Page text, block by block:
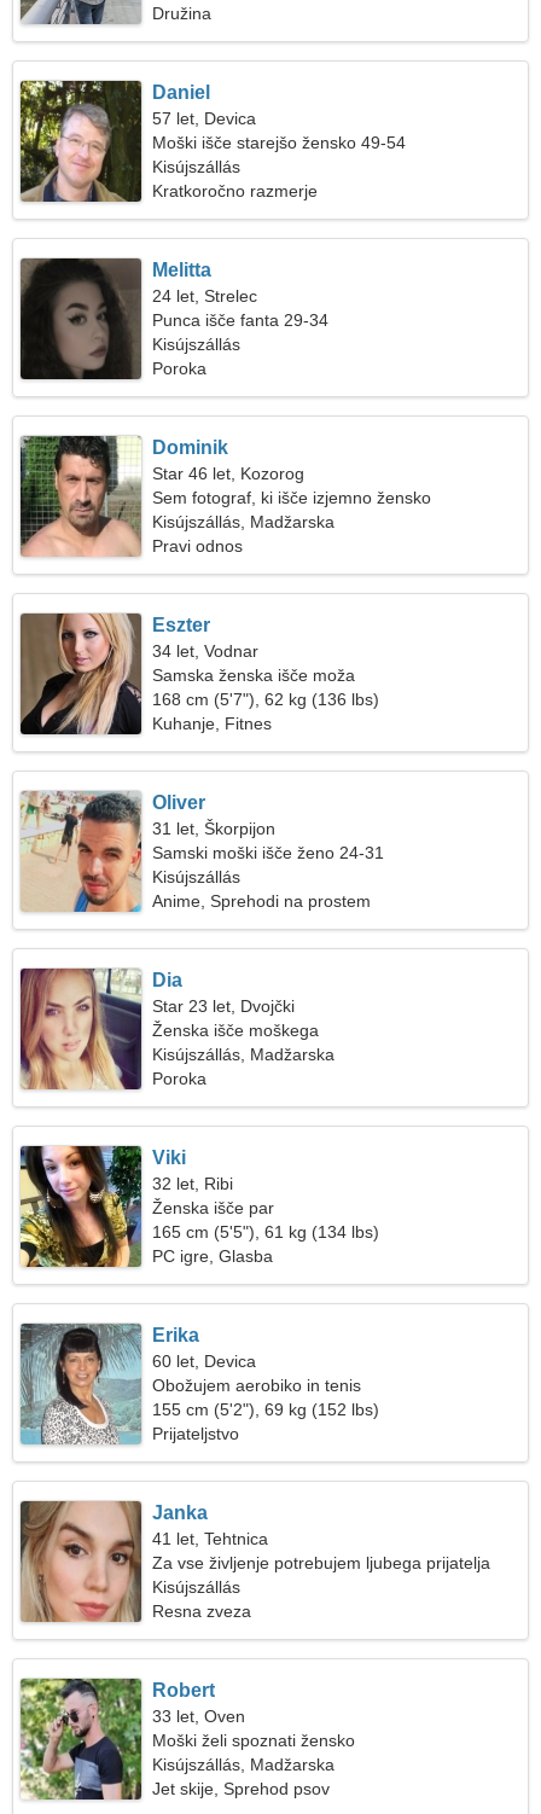
Družina
Daniel
57 let, Devica
Moški išče starejšo žensko 49-54
Kisújszállás
Kratkoročno razmerje
Melitta
24 let, Strelec
Punca išče fanta 29-34
Kisújszállás
Poroka
Dominik
Star 46 let, Kozorog
Sem fotograf, ki išče izjemno žensko
Kisújszállás, Madžarska
Pravi odnos
Eszter
34 let, Vodnar
Samska ženska išče moža
168 cm (5'7"), 62 kg (136 lbs)
Kuhanje, Fitnes
Oliver
31 let, Škorpijon
Samski moški išče ženo 24-31
Kisújszállás
Anime, Sprehodi na prostem
Dia
Star 23 let, Dvojčki
Ženska išče moškega
Kisújszállás, Madžarska
Poroka
Viki
32 let, Ribi
Ženska išče par
165 cm (5'5"), 61 kg (134 lbs)
PC igre, Glasba
Erika
60 let, Devica
Obožujem aerobiko in tenis
155 cm (5'2"), 69 kg (152 lbs)
Prijateljstvo
Janka
41 let, Tehtnica
Za vse življenje potrebujem ljubega prijatelja
Kisújszállás
Resna zveza
Robert
33 let, Oven
Moški želi spoznati žensko
Kisújszállás, Madžarska
Jet skije, Sprehod psov